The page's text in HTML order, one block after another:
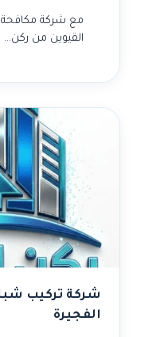
مع شركة مكافحة
القيوين من ركن…
شركة تركيب
الفجيرة